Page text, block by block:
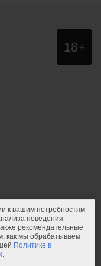
18+
сайт НЕ
для
магазин
удовольствие.
к вашим потребностям
поведения
рекомендательные
как мы обрабатываем
Политике в
.